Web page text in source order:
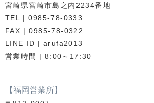
宮崎県宮崎市島之内2234番地
TEL | 0985-78-0333
FAX | 0985-78-0322
LINE ID | arufa2013
営業時間 | 8:00～17:30
【福岡営業所】